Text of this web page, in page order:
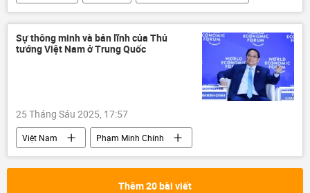
Leo thang căng thẳng giữa Israel và Iran
Donald Trump
Nhật Bản
Hiroshima
Nagasaki
Sự thông minh và bản lĩnh của Thủ
tướng Việt Nam ở Trung Quốc
25 Tháng Sáu 2025, 17:57
Việt Nam
Phạm Minh Chính
Trung Quốc
Hoa Kỳ
Thế giới
Thêm 20 bài viết